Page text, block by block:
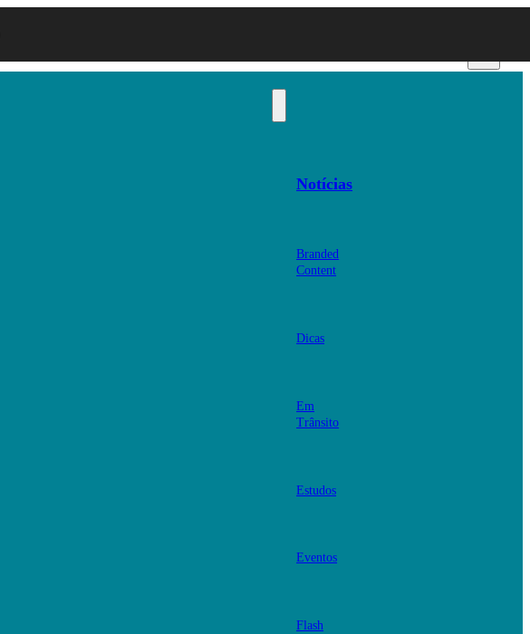
Notícias
Branded
Content
Dicas
Em
Trânsito
Estudos
Eventos
Flash